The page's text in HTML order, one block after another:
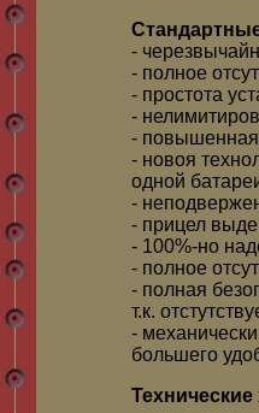
-
- полное
- простота
-
- повышенная
- новоя
одной
-
- прицел
- 100%-но
- полное
- полная
т.к.
-
большего
Технические